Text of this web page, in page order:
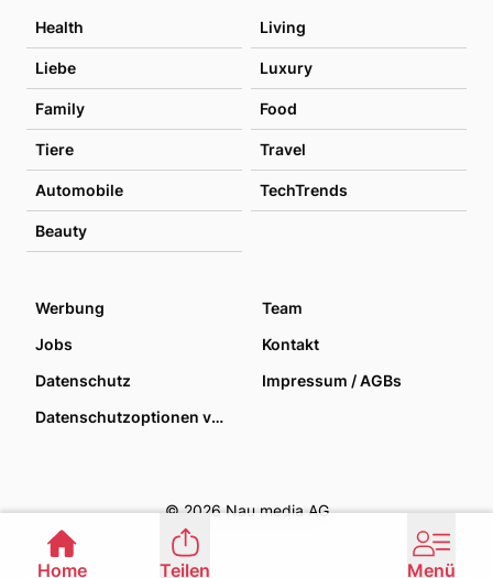
Health Living
Liebe Luxury
Family Food
Tiere Travel
Automobile TechTrends
Beauty
Werbung
Team
Jobs
Kontakt
Datenschutz
Impressum / AGBs
Datenschutzoptionen verwalten
© 2026 Nau media AG
Home Teilen Menü